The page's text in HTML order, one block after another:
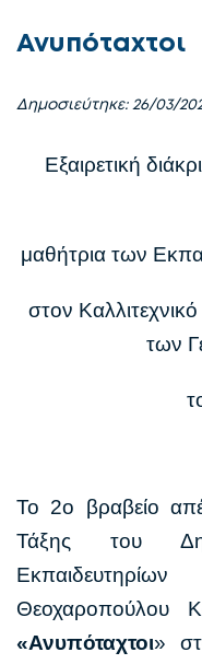
Ανυπόταχτοι
Δημοσιεύτηκε: 26/03/
Εξαιρετική
μαθήτρια των
στον
των
Το 2ο βραβείο
Τάξης του
Θεοχαροπούλου
«Ανυπόταχτοι»